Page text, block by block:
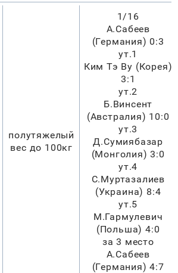
полутяжелый
вес до 100кг
1/16
А.Сабеев
(Германия) 0:3
ут.1
Ким Тэ Ву (Корея)
3:1
ут.2
Б.Винсент
(Австралия) 10:0
ут.3
Д.Сумиябазар
(Монголия) 3:0
ут.4
С.Муртазалиев
(Украина) 8:4
ут.5
М.Гармулевич
(Польша) 4:0
за 3 место
А.Сабеев
(Германия) 4:7